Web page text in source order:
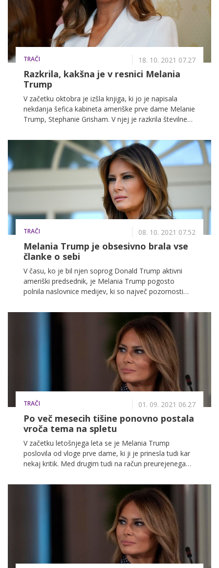
TRAČI 18. 10. 2021 07.27
Razkrila, kakšna je v resnici Melania
Trump
V začetku oktobra je izšla knjiga, ki jo je napisala
nekdanja šefica kabineta ameriške prve dame Melanie
Trump, Stephanie Grisham. V njej je razkrila številne
tednih dvignile nemalo medijskega prahu in
spodbudile prodajo knjige. V njej pa je Grishamova
med drugim razkrila tudi to, kakšna je v resnici
nekdanja slovenska manekenka.
TRAČI 08. 10. 2021 07.52
Melania Trump je obsesivno brala vse
članke o sebi
V času, ko je bil njen soprog Donald Trump aktivni
ameriški predsednik, je Melania Trump pogosto
polnila naslovnice medijev, ki so največ pozornosti
TRAČI 01. 09. 2021 06.27
Po več mesecih tišine ponovno postala
vroča tema na spletu
V začetku letošnjega leta se je Melania Trump
poslovila od vloge prve dame, ki ji je prinesla tudi kar
nekaj kritik. Med drugim tudi na račun preurejenega